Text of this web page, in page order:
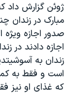
ژوئن گزارش داد
مبارک در زندان
صدور اجازه
اجازه دادند در
زندان به
است و فقط به
که غذای او نیز